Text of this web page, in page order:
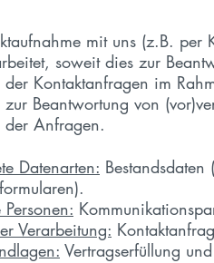
mit uns (z.B.
soweit dies zur
der Kontaktanfragen im
zur Beantwortung von
der Anfragen.
Datenarten:
Verarbeitung:
Vertragserfüllung